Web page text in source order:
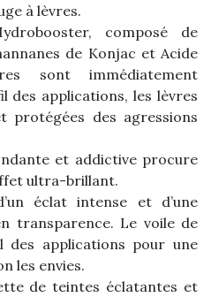
à lèvres.
composé de
de Konjac et Acide
sont immédiatement
des applications, les lèvres
protégées des agressions
et addictive procure
ultra-brillant.
éclat intense et d’une
transparence. Le voile de
des applications pour une
les envies.
de teintes éclatantes et